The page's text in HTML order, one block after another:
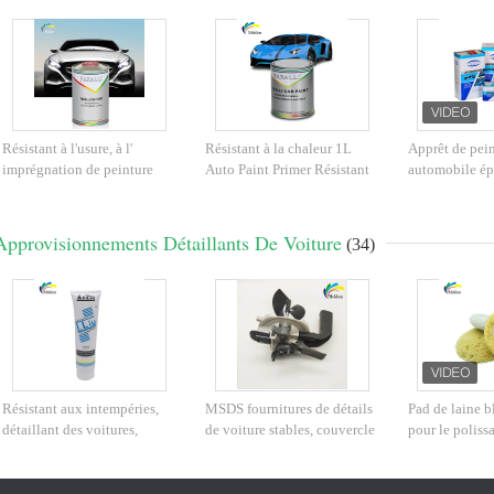
Résistant à l'usure, à l'
imprégnation de peinture
Résistant à la chaleur 1L
Auto Paint Primer Résistant
Apprêt de
automobile
aérosol,
Détaillants De Voiture (34)
Résistant aux intempéries,
détaillant des voitures,
MSDS fournitures de détails
de voiture stables, couvercle
Pad de laine
pour le